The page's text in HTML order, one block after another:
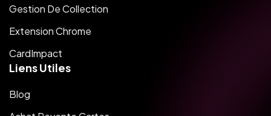
Gestion De Collection
Extension Chrome
CardImpact
Liens Utiles
Blog